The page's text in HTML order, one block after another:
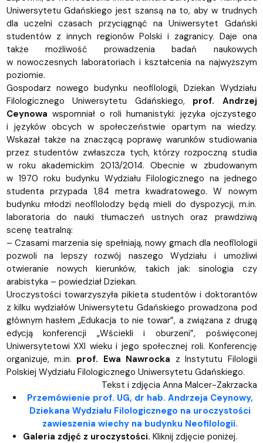
Uniwersytetu Gdańskiego jest szansą na to, aby w trudnych
dla uczelni czasach przyciągnąć na Uniwersytet Gdański
studentów z innych regionów Polski i zagranicy. Daje ona
także możliwość prowadzenia badań naukowych
w nowoczesnych laboratoriach i kształcenia na najwyższym
poziomie.
Gospodarz nowego budynku neofilologii, Dziekan Wydziału
Filologicznego Uniwersytetu Gdańskiego, prof. Andrzej
Ceynowa wspomniał o roli humanistyki: języka ojczystego
i języków obcych w społeczeństwie opartym na wiedzy.
Wskazał także na znaczącą poprawę warunków studiowania
przez studentów zwłaszcza tych, którzy rozpoczną studia
w roku akademickim 2013/2014. Obecnie w zbudowanym
w 1970 roku budynku Wydziału Filologicznego na jednego
studenta przypada 1,84 metra kwadratowego. W nowym
budynku młodzi neofilolodzy będą mieli do dyspozycji, m.in.
laboratoria do nauki tłumaczeń ustnych oraz prawdziwą
scenę teatralną:
– Czasami marzenia się spełniają, nowy gmach dla neofilologii
pozwoli na lepszy rozwój naszego Wydziału i umożliwi
otwieranie nowych kierunków, takich jak: sinologia czy
arabistyka – powiedział Dziekan.
Uroczystości towarzyszyła pikieta studentów i doktorantów
z kilku wydziałów Uniwersytetu Gdańskiego prowadzona pod
głównym hasłem „Edukacja to nie towar”, a związana z drugą
edycją konferencji „Wściekli i oburzeni”, poświęconej
Uniwersytetowi XXI wieku i jego społecznej roli. Konferencję
organizuje, m.in. prof. Ewa Nawrocka z Instytutu Filologii
Polskiej Wydziału Filologicznego Uniwersytetu Gdańskiego.
Tekst i zdjęcia Anna Malcer-Zakrzacka
Przemówienie prof. UG, dr hab. Andrzeja Ceynowy,
Dziekana Wydziału Filologicznego na uroczystości
zawieszenia wiechy na budynku Neofilologii.
Galeria zdjęć z uroczystości. Kliknij zdjęcie poniżej.